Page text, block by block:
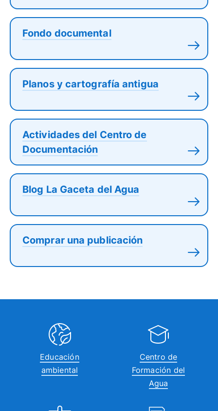
Fondo documental
Planos y cartografía antigua
Actividades del Centro de
Documentación
Blog La Gaceta del Agua
Comprar una publicación
Educación
ambiental
Centro de
Formación del
Agua